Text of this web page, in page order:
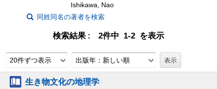
Ishikawa, Nao
同姓同名の著者を検索
検索結果 2件中 1-2 を表示
20件ずつ表示 出版年：新しい順
生き物文化の地理学